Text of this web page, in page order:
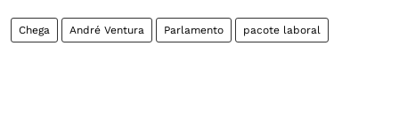
Chega André Ventura Parlamento pacote laboral